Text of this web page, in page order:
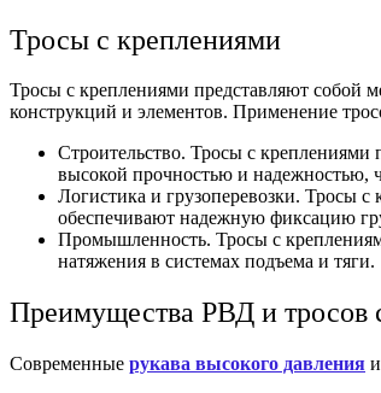
Тросы с креплениями
Тросы с креплениями представляют собой
конструкций и элементов. Применение
Строительство. Тросы с
высокой прочностью и надежностью,
Логистика и грузоперевозки. Тросы
обеспечивают надежную фиксацию
Промышленность. Тросы с
натяжения в системах подъема и тяги.
Преимущества РВД и тросов
Современные рукава высокого давления